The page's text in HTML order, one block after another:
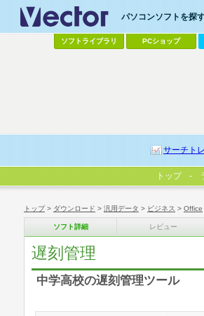
トップ> ダウンロード > 汎用データ > ビジネス > Office
ソフト詳細 レビュー
遅刻管理
中学高校の遅刻管理ツール
パソコンソフトを探
ソフトライブラリ PCショップ
サーチト
トップ